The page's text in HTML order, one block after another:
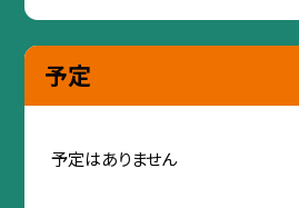
予定
予定はありません